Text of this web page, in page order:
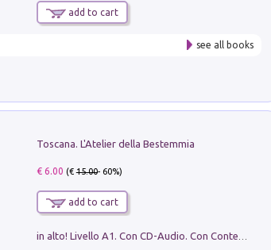
add to cart
see all books
Toscana. L'Atelier della Bestemmia
€ 6.00 (€15.00- 60%)
add to cart
in alto! Livello A1. Con CD-Audio. Con Contenuto digitale per accesso on line